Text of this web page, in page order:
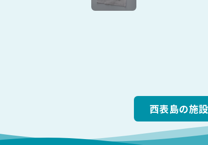
西表島の施